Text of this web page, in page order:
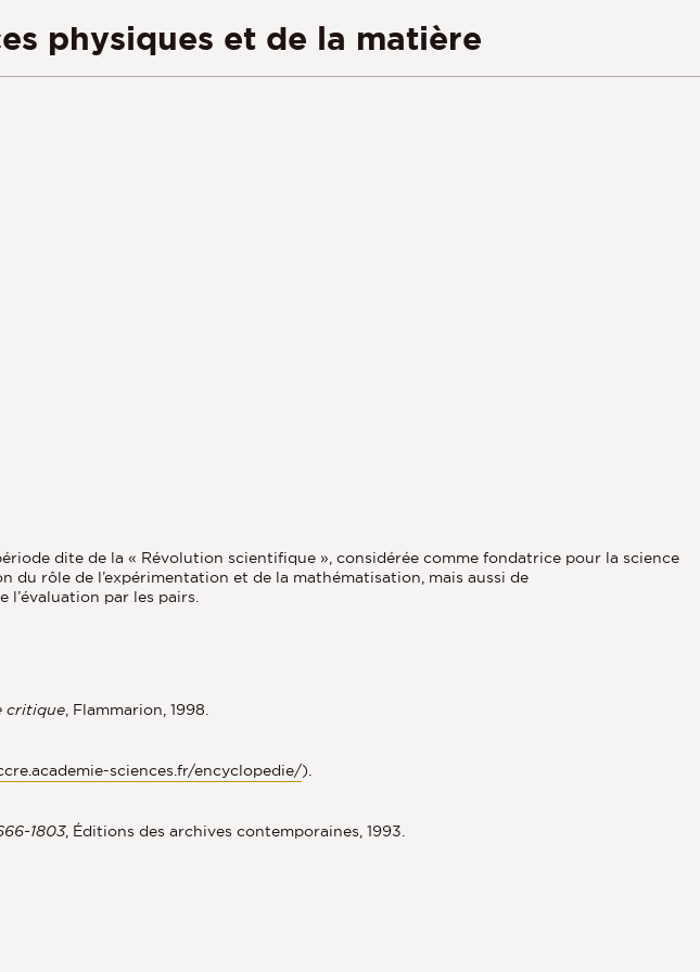
physiques et de la matière
dite de la « Révolution scientifique », considérée comme fondatrice pour la science
rôle de l’expérimentation et de la mathématisation, mais aussi de
par les pairs.
critique , Flammarion, 1998.
sciences.fr/encyclopedie/).
1803, Éditions des archives contemporaines, 1993.